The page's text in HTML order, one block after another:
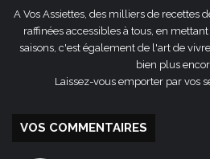
A Vos Assiettes, des milliers de recettes
raffinées accessibles à tous, en
saisons, c'est également de l'art de
bien plus
Laissez-vous emporter par vos
VOS COMMENTAIRES